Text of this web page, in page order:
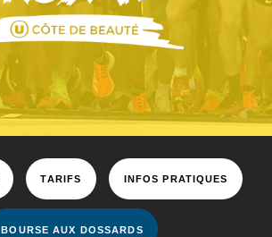
TARIFS INFOS PRATIQUES
BOURSE AUX DOSSARDS